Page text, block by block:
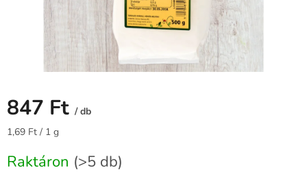
847 Ft / db
Egységár:
1,69 Ft / 1 g
Raktáron (>5 db)